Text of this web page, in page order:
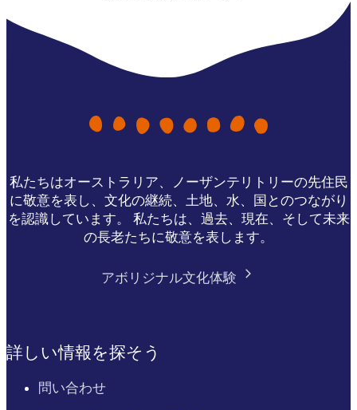
私たちはオーストラリア、ノーザンテリトリーの先住民
に敬意を表し、文化の継続、土地、水、国とのつながり
を認識しています。 私たちは、過去、現在、そして未来
の長老たちに敬意を表します。
アボリジナル文化体験
詳しい情報を探そう
問い合わせ